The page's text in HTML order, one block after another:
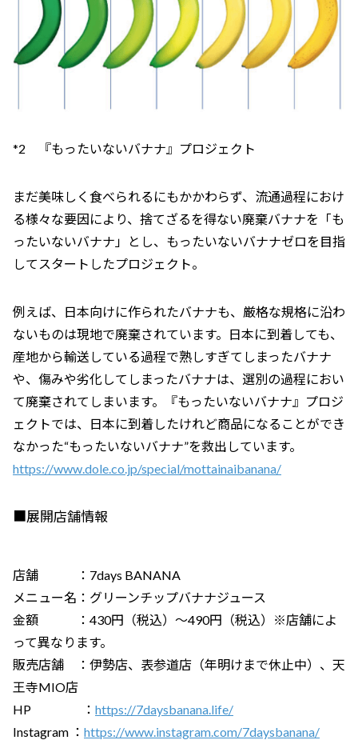
*2 『もったいないバナナ』プロジェクト
まだ美味しく食べられるにもかかわらず、流通過程におけ
る様々な要因により、捨てざるを得ない廃棄バナナを「も
ったいないバナナ」とし、もったいないバナナゼロを目指
してスタートしたプロジェクト。
例えば、日本向けに作られたバナナも、厳格な規格に沿わ
ないものは現地で廃棄されています。日本に到着しても、
産地から輸送している過程で熟しすぎてしまったバナナ
や、傷みや劣化してしまったバナナは、選別の過程におい
て廃棄されてしまいます。『もったいないバナナ』プロジ
ェクトでは、日本に到着したけれど商品になることができ
なかった“もったいないバナナ”を救出しています。
https://www.dole.co.jp/special/mottainaibanana/
■展開店舗情報
店舗 ：7days BANANA
メニュー名：グリーンチップバナナジュース
金額 ：430円（税込）〜490円（税込）※店舗によ
って異なります。
販売店舗 ：伊勢店、表参道店（年明けまで休止中）、天
王寺MIO店
HP ： https://7daysbanana.life/
Instagram ： https://www.instagram.com/7daysbanana/